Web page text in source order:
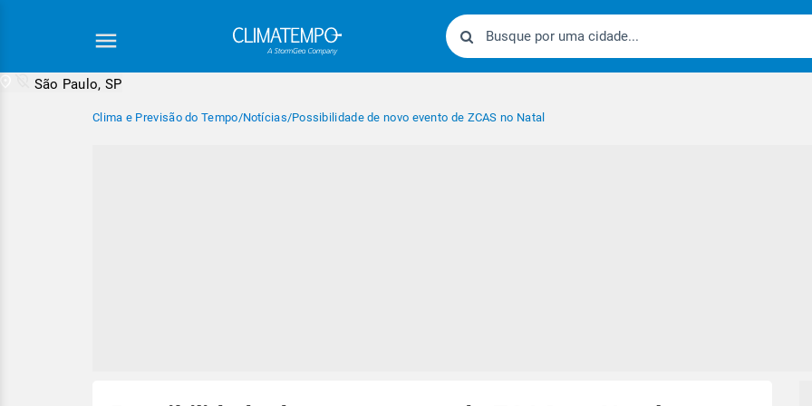
São Paulo, SP
Clima e Previsão do Tempo/Notícias/Possibilidade de novo evento de ZCAS no Natal